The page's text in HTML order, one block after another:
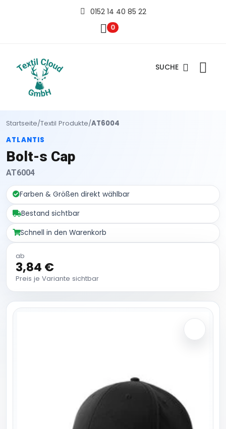
0152 14 40 85 22
0
SUCHE
Startseite/Textil Produkte/AT6004
ATLANTIS
Bolt-s Cap
AT6004
Farben & Größen direkt wählbar
Bestand sichtbar
Schnell in den Warenkorb
ab
3,84 €
Preis je Variante sichtbar